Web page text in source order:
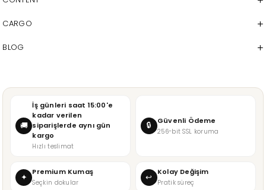
CARGO
BLOG
🚚
İş günleri saat 15:00'e
kadar verilen
siparişlerde aynı gün
kargo
Hızlı teslimat
🔒 Güvenli Ödeme
256-bit SSL koruma
✦ Premium Kumaş
Seçkin dokular ↩ Kolay Değişim
Pratik süreç